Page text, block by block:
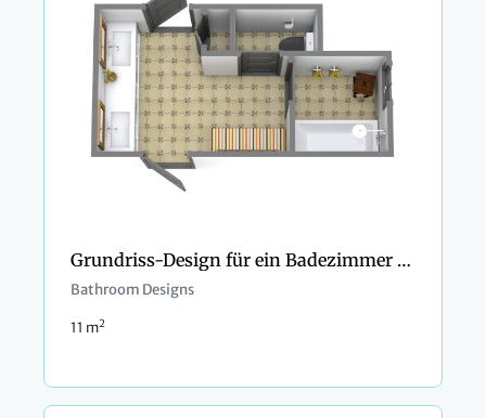
Grundriss-Design für ein Badezimmer mit zwei Türen
Bathroom Designs
11 m2